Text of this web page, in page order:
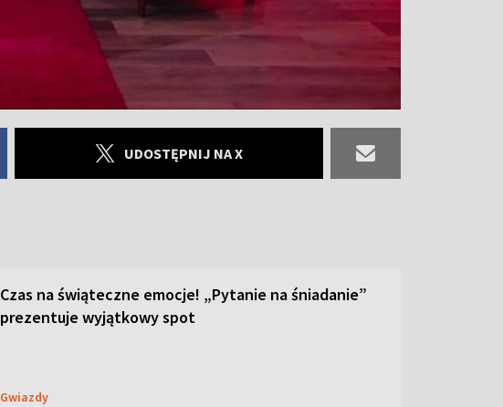
UDOSTĘPNIJ NA X
Czas na świąteczne emocje! „Pytanie na śniadanie”
prezentuje wyjątkowy spot
Gwiazdy